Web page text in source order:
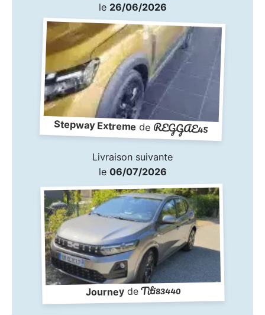
le 26/06/2026
Stepway Extreme deREGGAE45
Livraison suivante
le 06/07/2026
JourneydeTiti83440